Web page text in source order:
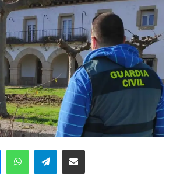
MessengerWhatsAppTelegramCompartir via Email